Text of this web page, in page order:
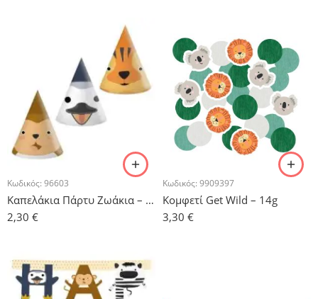
Κωδικός: 96603
Καπελάκια Πάρτυ Ζωάκια – 6 τμχ.
2,30 €
Κωδικός: 9909397
Κομφετί Get Wild – 14g
3,30 €